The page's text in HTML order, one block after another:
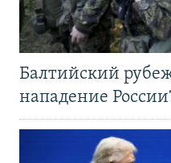
Балтийский
нападение